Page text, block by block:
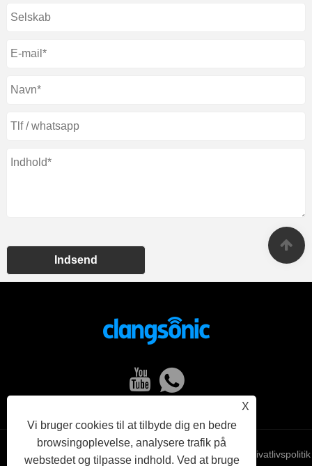
Indsend
X
Vi bruger cookies til at tilbyde dig en bedre
browsingoplevelse, analysere trafik på
webstedet og tilpasse indhold. Ved at bruge
Links Sitemap RSS XML Privatlivspolitik